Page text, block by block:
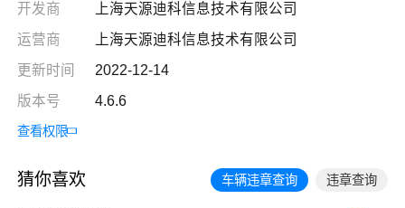
开发商
上海天源迪科信息技术有限公司
运营商
上海天源迪科信息技术有限公司
更新时间
2022-12-14
版本号
4.6.6
查看权限
猜你喜欢 车辆违章查询 违章查询